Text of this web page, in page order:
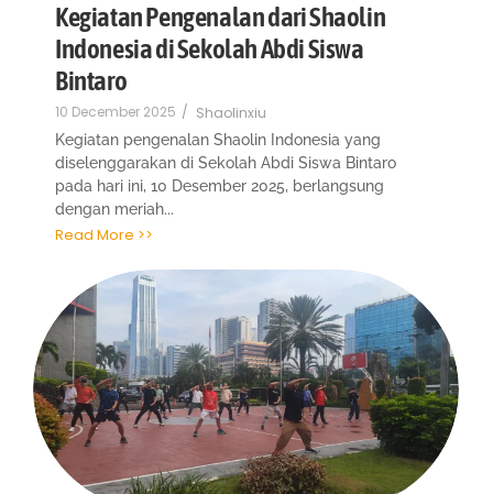
Kegiatan Pengenalan dari Shaolin
Indonesia di Sekolah Abdi Siswa
Bintaro
10 December 2025 / Shaolinxiu
Kegiatan pengenalan Shaolin Indonesia yang
diselenggarakan di Sekolah Abdi Siswa Bintaro
pada hari ini, 10 Desember 2025, berlangsung
dengan meriah...
Read More >>